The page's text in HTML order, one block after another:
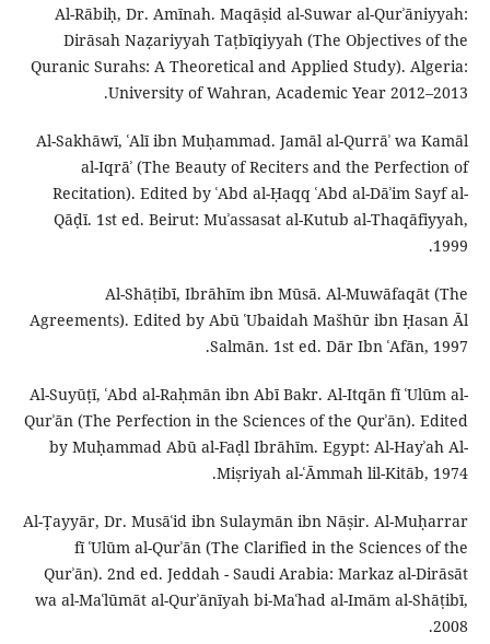
Al-Rābiḥ, Dr. Amīnah. Maqāṣid al-Suwar al-Qurʾāniyyah:
Dirāsah Naẓariyyah Taṭbīqiyyah (The Objectives of the
Quranic Surahs: A Theoretical and Applied Study). Algeria:
University of Wahran, Academic Year 2012–2013.
Al-Sakhāwī, ʿAlī ibn Muḥammad. Jamāl al-Qurrāʾ wa Kamāl
al-Iqrāʾ (The Beauty of Reciters and the Perfection of
Recitation). Edited by ʿAbd al-Ḥaqq ʿAbd al-Dāʾim Sayf al-
Qāḍī. 1st ed. Beirut: Muʾassasat al-Kutub al-Thaqāfiyyah,
1999.
Al-Shāṭibī, Ibrāhīm ibn Mūsā. Al-Muwāfaqāt (The
Agreements). Edited by Abū ʿUbaidah Mašhūr ibn Ḥasan Āl
Salmān. 1st ed. Dār Ibn ʿAfān, 1997.
Al-Suyūṭī, ʿAbd al-Raḥmān ibn Abī Bakr. Al-Itqān fī ʿUlūm al-
Qurʾān (The Perfection in the Sciences of the Qurʾān). Edited
by Muḥammad Abū al-Faḍl Ibrāhīm. Egypt: Al-Hayʾah Al-
Miṣriyah al-ʿĀmmah lil-Kitāb, 1974.
Al-Ṭayyār, Dr. Musāʿid ibn Sulaymān ibn Nāṣir. Al-Muḥarrar
fī ʿUlūm al-Qurʾān (The Clarified in the Sciences of the
Qurʾān). 2nd ed. Jeddah - Saudi Arabia: Markaz al-Dirāsāt
wa al-Maʿlūmāt al-Qurʾānīyah bi-Maʿhad al-Imām al-Shāṭibī,
2008.